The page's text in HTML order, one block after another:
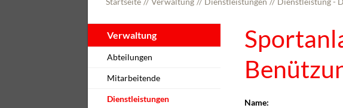
Verwaltung
Abteilungen
Mitarbeitende
Dienstleistungen Name: